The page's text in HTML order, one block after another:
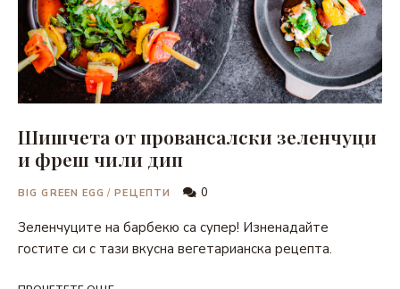
Шишчета от провансалски зеленчуци
и фреш чили дип
BIG GREEN EGG / РЕЦЕПТИ 0
Зеленчуците на барбекю са супер! Изненадайте
гостите си с тази вкусна вегетарианска рецепта.